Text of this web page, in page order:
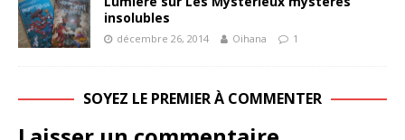
insolubles
décembre 26, 2014 Oihana 1
SOYEZ LE PREMIER À COMMENTER